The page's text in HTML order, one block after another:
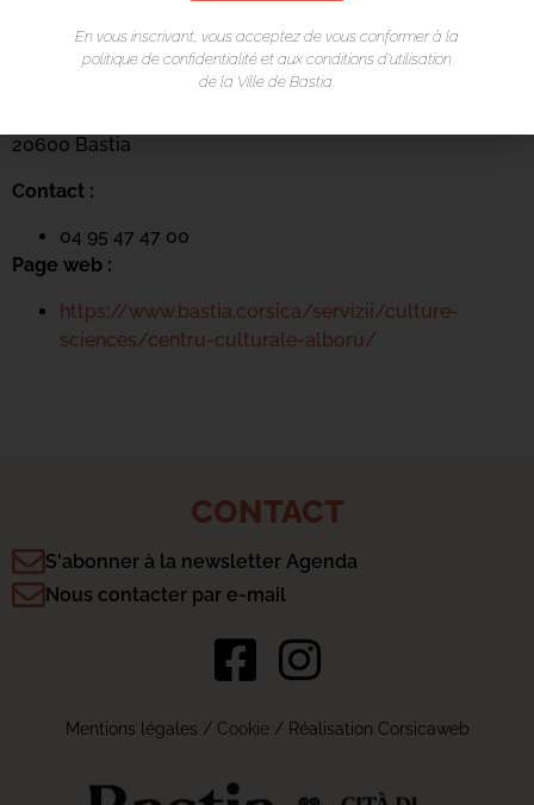
Centru culturale Alb’Oru
20600 Bastia
Contact :
04 95 47 47 00
Page web :
https://www.bastia.corsica/servizii/culture-
sciences/centru-culturale-alboru/
CONTACT
S'abonner à la newsletter Agenda
Nous contacter par e-mail
Mentions légales / Cookie/ Réalisation Corsicaweb
En vous inscrivant, vous acceptez de vous conformer à la
politique de confidentialité et aux conditions d’utilisation
de la Ville de Bastia.